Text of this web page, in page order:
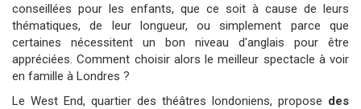
conseillées pour les enfants, que ce soit à cause de leurs
thématiques, de leur longueur, ou simplement parce que
certaines nécessitent un bon niveau d'anglais pour être
appréciées. Comment choisir alors le meilleur spectacle à voir
en famille à Londres ?
Le West End, quartier des théâtres londoniens, propose des